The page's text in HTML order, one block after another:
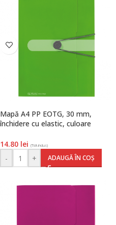
Mapă A4 PP EOTG, 30 mm,
închidere cu elastic, culoare
14.80 lei (TVA inclus)
- + ADAUGĂ ÎN COȘ